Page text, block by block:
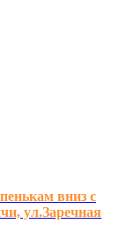
вниз с
ул.Заречная